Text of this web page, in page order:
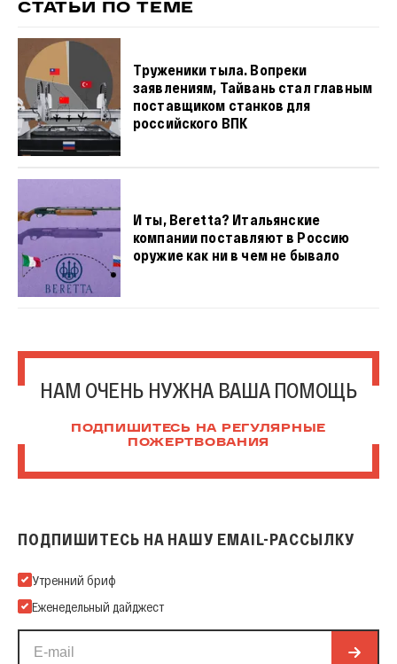
СТАТЬИ ПО ТЕМЕ
Труженики тыла. Вопреки
заявлениям, Тайвань стал главным
поставщиком станков для
российского ВПК
И ты, Beretta? Итальянские
компании поставляют в Россию
оружие как ни в чем не бывало
НАМ ОЧЕНЬ НУЖНА ВАША ПОМОЩЬ
ПОДПИШИТЕСЬ НА РЕГУЛЯРНЫЕ
ПОЖЕРТВОВАНИЯ
ПОДПИШИТЕСЬ НА НАШУ EMAIL-РАССЫЛКУ
Подпишитесь на нашу Email-рассылку
Утренний бриф
Еженедельный дайджест